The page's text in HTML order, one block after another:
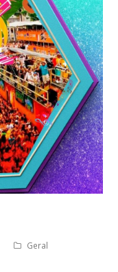
Geral